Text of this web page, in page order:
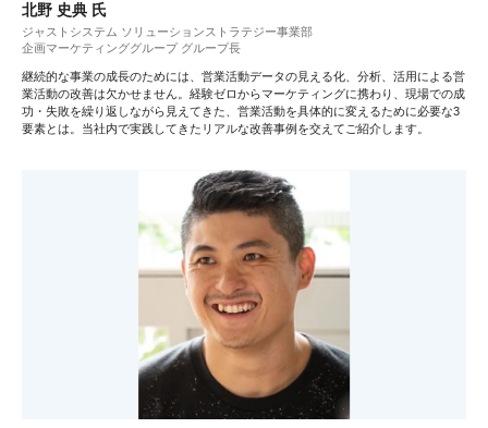
北野 史典 氏
ジャストシステム ソリューションストラテジー事業部
企画マーケティンググループ グループ長
継続的な事業の成長のためには、営業活動データの見える化、分析、活用による営
業活動の改善は欠かせません。経験ゼロからマーケティングに携わり、現場での成
功・失敗を繰り返しながら見えてきた、営業活動を具体的に変えるために必要な3
要素とは。当社内で実践してきたリアルな改善事例を交えてご紹介します。